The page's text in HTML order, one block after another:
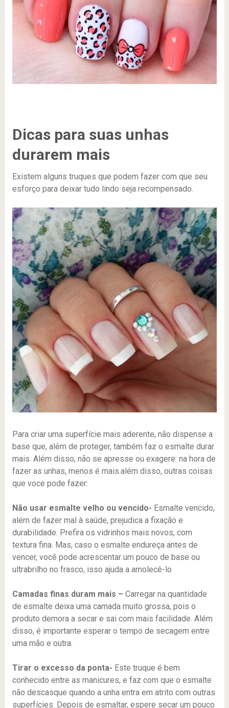
Dicas para suas unhas
durarem mais
Existem alguns truques que podem fazer com que seu
esforço para deixar tudo lindo seja recompensado.
Para criar uma superfície mais aderente, não dispense a
base que, além de proteger, também faz o esmalte durar
mais. Além disso, não se apresse ou exagere: na hora de
fazer as unhas, menos é mais.além disso, outras coisas
que voce pode fazer:
Não usar esmalte velho ou vencido- Esmalte vencido,
além de fazer mal à saúde, prejudica a fixação e
durabilidade. Prefira os vidrinhos mais novos, com
textura fina. Mas, caso o esmalte endureça antes de
vencer, você pode acrescentar um pouco de base ou
ultrabrilho no frasco, isso ajuda a amolecê-lo
Camadas finas duram mais – Carregar na quantidade
de esmalte deixa uma camada muito grossa, pois o
produto demora a secar e sai com mais facilidade. Além
disso, é importante esperar o tempo de secagem entre
uma mão e outra.
Tirar o excesso da ponta- Este truque é bem
conhecido entre as manicures, e faz com que o esmalte
não descasque quando a unha entra em atrito com outras
superfícies. Depois de esmaltar, espere secar um pouco